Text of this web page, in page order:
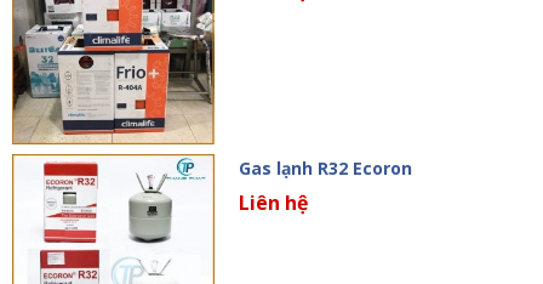
Gas lạnh R32 Ecoron
Liên hệ